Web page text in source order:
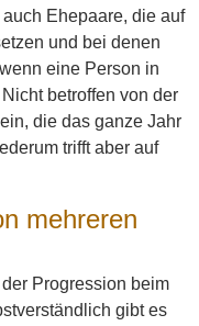
Ehepaare, die auf
und bei denen
eine Person in
betroffen von der
die das ganze Jahr
trifft aber auf
mehreren
Progression beim
gibt es